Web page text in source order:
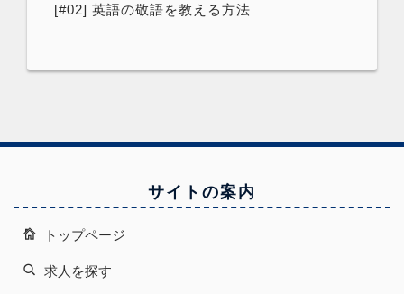
[#02] 英語の敬語を教える方法
サイトの案内
トップページ
求人を探す